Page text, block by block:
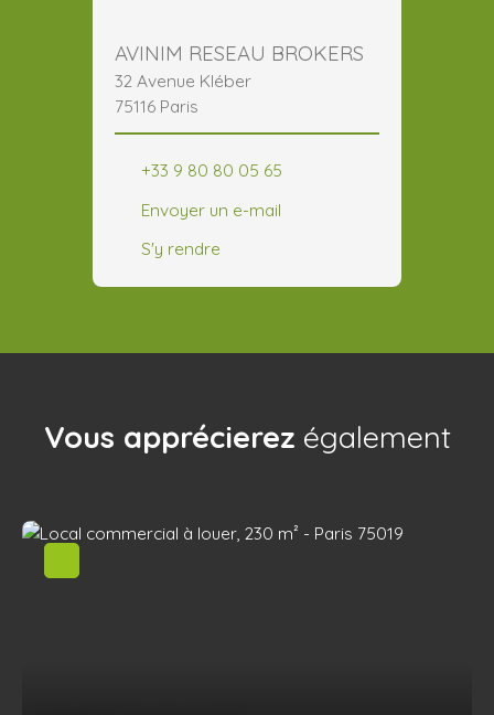
AVINIM RESEAU BROKERS
32 Avenue Kléber
75116 Paris
+33 9 80 80 05 65
Envoyer un e-mail
S'y rendre
Vous apprécierez également